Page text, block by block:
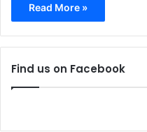
Read More »
Find us on Facebook